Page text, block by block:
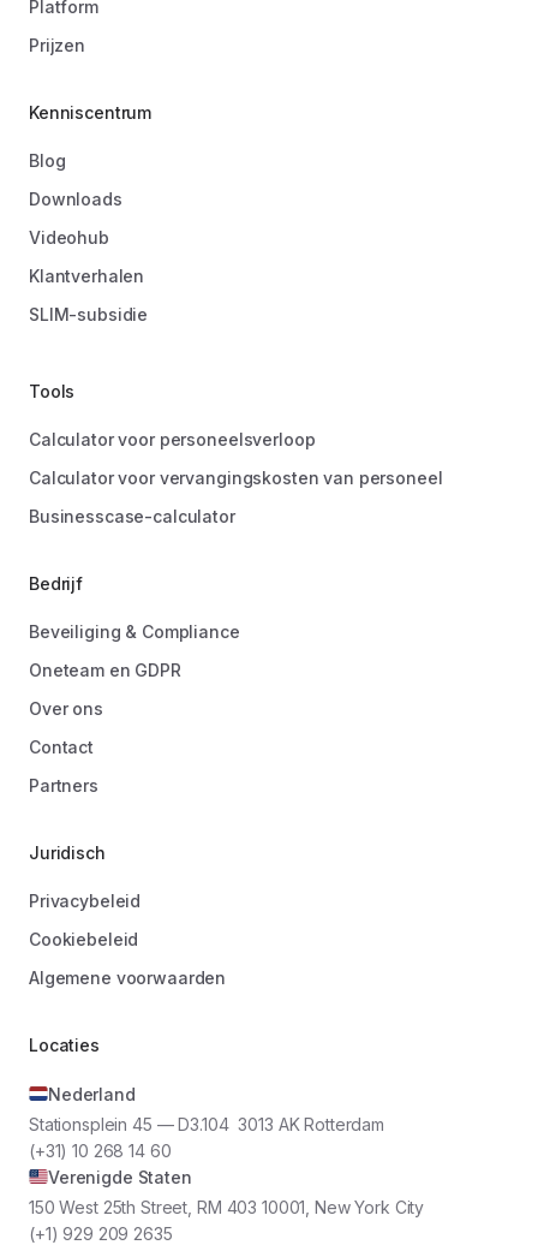
Platform
Prijzen
Kenniscentrum
Blog
Downloads
Videohub
Klantverhalen
SLIM-subsidie
Tools
Calculator voor personeelsverloop
Calculator voor vervangingskosten van personeel
Businesscase-calculator
Bedrijf
Beveiliging & Compliance
Oneteam en GDPR
Over ons
Contact
Partners
Juridisch
Privacybeleid
Cookiebeleid
Algemene voorwaarden
Locaties
Nederland
Stationsplein 45 — D3.104 3013 AK Rotterdam
(+31) 10 268 14 60
Verenigde Staten
150 West 25th Street, RM 403 10001, New York City
(+1) 929 209 2635